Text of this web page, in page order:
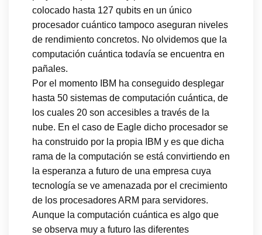
colocado hasta 127 qubits en un único
procesador cuántico tampoco aseguran niveles
de rendimiento concretos. No olvidemos que la
computación cuántica todavía se encuentra en
pañales.
Por el momento IBM ha conseguido desplegar
hasta 50 sistemas de computación cuántica, de
los cuales 20 son accesibles a través de la
nube. En el caso de Eagle dicho procesador se
ha construido por la propia IBM y es que dicha
rama de la computación se está convirtiendo en
la esperanza a futuro de una empresa cuya
tecnología se ve amenazada por el crecimiento
de los procesadores ARM para servidores.
Aunque la computación cuántica es algo que
se observa muy a futuro las diferentes